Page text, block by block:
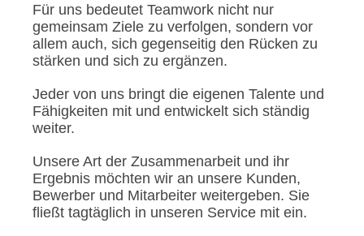
Für uns bedeutet Teamwork nicht nur
gemeinsam Ziele zu verfolgen, sondern vor
allem auch, sich gegenseitig den Rücken zu
stärken und sich zu ergänzen.
Jeder von uns bringt die eigenen Talente und
Fähigkeiten mit und entwickelt sich ständig
weiter.
Unsere Art der Zusammenarbeit und ihr
Ergebnis möchten wir an unsere Kunden,
Bewerber und Mitarbeiter weitergeben. Sie
fließt tagtäglich in unseren Service mit ein.